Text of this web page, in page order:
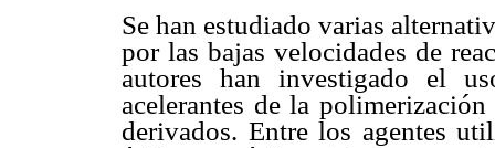
Se han estudiado varias
por las bajas velocidades de
autores han investigado el
acelerantes de la
derivados. Entre los agentes